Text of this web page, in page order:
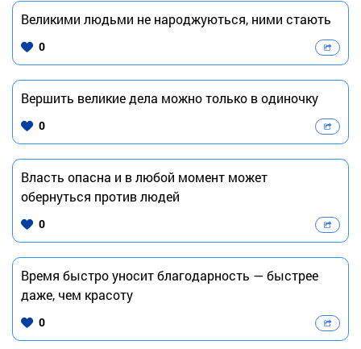
Великими людьми не народжуються, ними стають
0
Вершить великие дела можно только в одиночку
0
Власть опасна и в любой момент может
обернуться против людей
0
Время быстро уносит благодарность — быстрее
даже, чем красоту
0